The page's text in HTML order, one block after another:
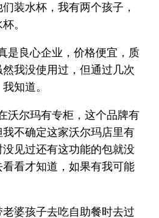
装水杯，我有两个孩子，
。
良心企业，价格便宜，质
我没使用过，但通过几次
知道。
尔玛有专柜，这个品牌有
不确定这家沃尔玛店里有
见过还有这功能的包就没
看才知道，如果有我可能
婆孩子去吃自助餐时去过